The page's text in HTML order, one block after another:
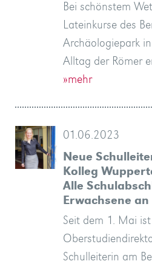
Bei schönstem
Lateinkurse des
Archäologiepark
Alltag der Römer
»mehr
01.06.2023
Neue
Kolleg
Alle
Erwachsene
Seit dem 1. Mai ist
Schulleiterin am